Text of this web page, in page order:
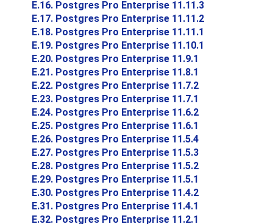
E.16. Postgres Pro Enterprise 11.11.3
E.17. Postgres Pro Enterprise 11.11.2
E.18. Postgres Pro Enterprise 11.11.1
E.19. Postgres Pro Enterprise 11.10.1
E.20. Postgres Pro Enterprise 11.9.1
E.21. Postgres Pro Enterprise 11.8.1
E.22. Postgres Pro Enterprise 11.7.2
E.23. Postgres Pro Enterprise 11.7.1
E.24. Postgres Pro Enterprise 11.6.2
E.25. Postgres Pro Enterprise 11.6.1
E.26. Postgres Pro Enterprise 11.5.4
E.27. Postgres Pro Enterprise 11.5.3
E.28. Postgres Pro Enterprise 11.5.2
E.29. Postgres Pro Enterprise 11.5.1
E.30. Postgres Pro Enterprise 11.4.2
E.31. Postgres Pro Enterprise 11.4.1
E.32. Postgres Pro Enterprise 11.2.1